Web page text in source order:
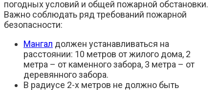
погодных условий и общей пожарной обстановки.
Важно соблюдать ряд требований пожарной
безопасности:
Мангал должен устанавливаться на
расстоянии: 10 метров от жилого дома, 2
метра – от каменного забора, 3 метра – от
деревянного забора.
В радиусе 2-х метров не должно быть